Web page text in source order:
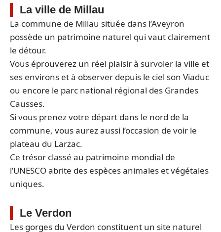
La ville de Millau
La commune de Millau située dans l’Aveyron
possède un patrimoine naturel qui vaut clairement
le détour.
Vous éprouverez un réel plaisir à survoler la ville et
ses environs et à observer depuis le ciel son Viaduc
ou encore le parc national régional des Grandes
Causses.
Si vous prenez votre départ dans le nord de la
commune, vous aurez aussi l’occasion de voir le
plateau du Larzac.
Ce trésor classé au patrimoine mondial de
l’UNESCO abrite des espèces animales et végétales
uniques.
Le Verdon
Les gorges du Verdon constituent un site naturel